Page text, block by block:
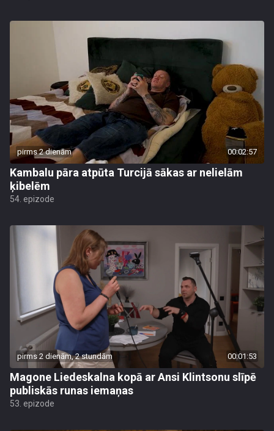
pirms 2 dienām 00:02:57
Kambalu pāra atpūta Turcijā sākas ar nelielām
ķibelēm
54. epizode
pirms 2 dienām, 2 stundām 00:01:53
Magone Liedeskalna kopā ar Ansi Klintsonu slīpē
publiskās runas iemaņas
53. epizode